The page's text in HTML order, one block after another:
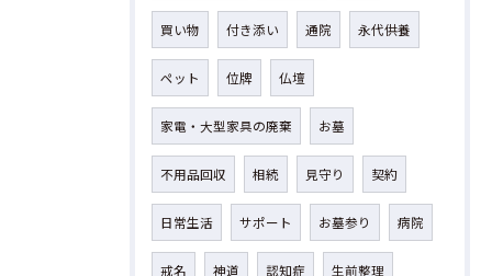
買い物 付き添い 通院 永代供養
ペット 位牌 仏壇
家電・大型家具の廃棄 お墓
不用品回収 相続 見守り 契約
日常生活 サポート お墓参り 病院
戒名 神道 認知症 生前整理